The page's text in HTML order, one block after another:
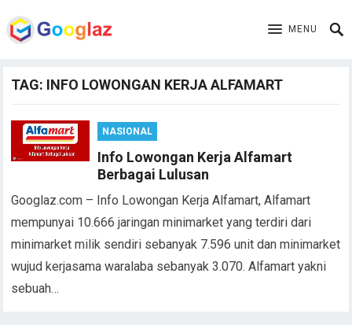
MENU
TAG: INFO LOWONGAN KERJA ALFAMART
NASIONAL
Info Lowongan Kerja Alfamart
Berbagai Lulusan
Googlaz.com – Info Lowongan Kerja Alfamart, Alfamart
mempunyai 10.666 jaringan minimarket yang terdiri dari
minimarket milik sendiri sebanyak 7.596 unit dan minimarket
wujud kerjasama waralaba sebanyak 3.070. Alfamart yakni
sebuah…